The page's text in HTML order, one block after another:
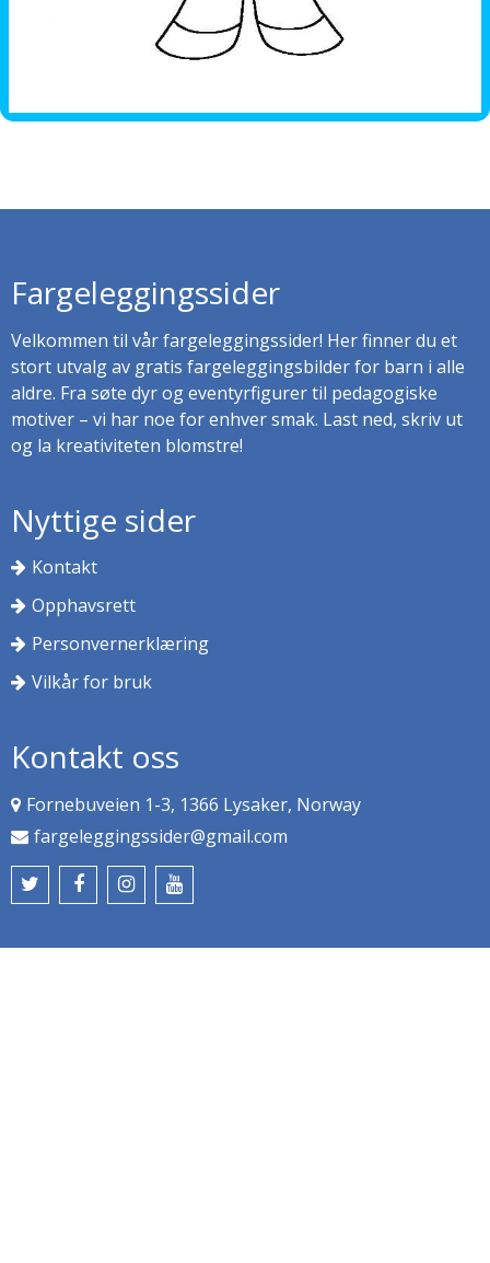
Fargeleggingssider
Velkommen til vår fargeleggingssider! Her finner du et
stort utvalg av gratis fargeleggingsbilder for barn i alle
aldre. Fra søte dyr og eventyrfigurer til pedagogiske
motiver – vi har noe for enhver smak. Last ned, skriv ut
og la kreativiteten blomstre!
Nyttige sider
Kontakt
Opphavsrett
Personvernerklæring
Vilkår for bruk
Kontakt oss
Fornebuveien 1-3, 1366 Lysaker, Norway
fargeleggingssider@gmail.com